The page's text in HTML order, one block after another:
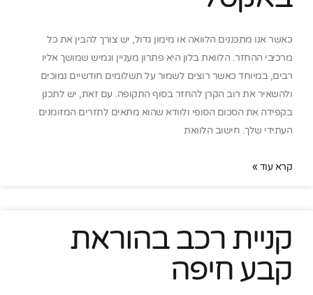
כאשר אנו מתכננים הלוואה או מימון גדול, יש צורך להבין את כל
מרכיבי ההחזר. הלוואת בלון היא פתרון מעניין וגמיש שמושך אליו
רבים, במיוחד כאשר רוצים לשמור על תשלומים חודשיים נמוכים
ולהשאיר את רוב הקרן להחזר בסוף התקופה. עם זאת, יש לתכנן
בקפידה את הסכום הסופי ולוודא שהוא מתאים לתזרים המזומנים
העתידי שלך. חישוב הלוואת
קרא עוד »
קניית רכב בהוראת
קבע חיפה